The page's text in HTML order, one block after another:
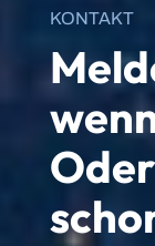
KONTAKT